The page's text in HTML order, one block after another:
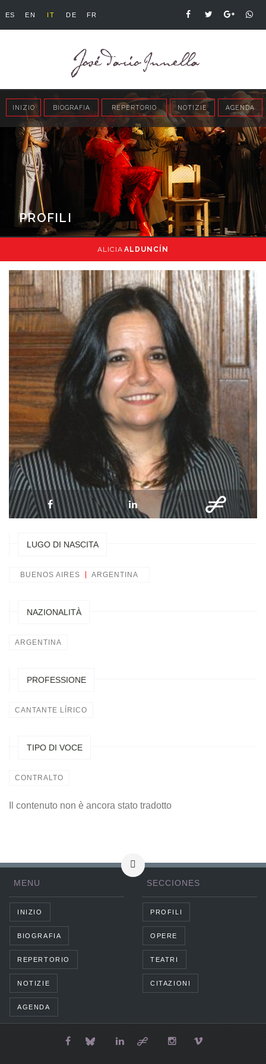
ES EN IT DE FR
INIZIO BIOGRAFIA REPERTORIO NOTIZIE AGENDA
PROFILI
ALICIA ALDUNCÍN
LUGO DI NASCITA
BUENOS AIRES ARGENTINA
NAZIONALITÀ
ARGENTINA
PROFESSIONE
CANTANTE LÍRICO
TIPO DI VOCE
CONTRALTO
Il contenuto non è ancora stato tradotto
MENU
INIZIO
BIOGRAFIA
REPERTORIO
NOTIZIE
AGENDA
SECCIONES
PROFILI
OPERE
TEATRI
CITAZIONI